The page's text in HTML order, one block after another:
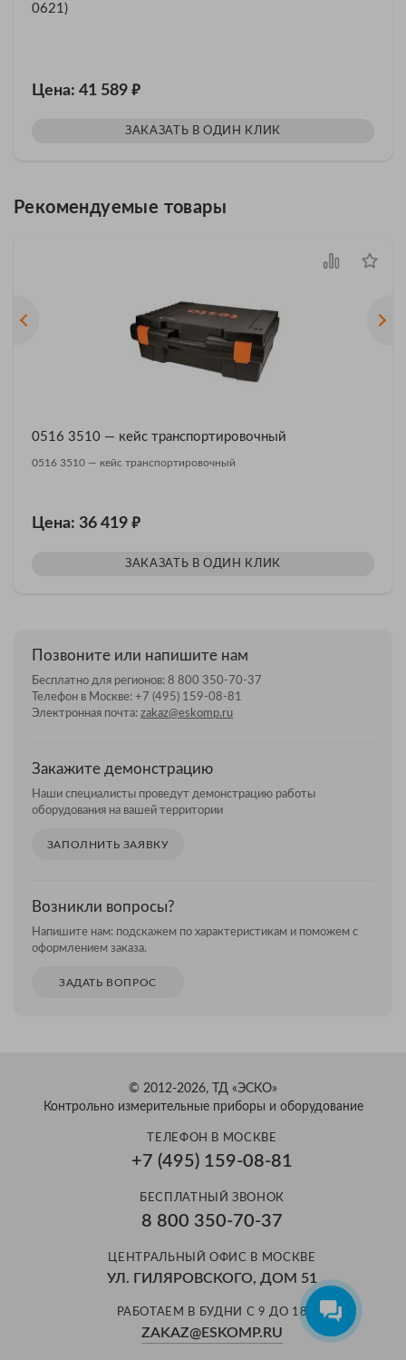
0621)
Цена: 41 589 ₽
ЗАКАЗАТЬ В ОДИН КЛИК
Рекомендуемые товары
0516 3510 — кейс транспортировочный
0516 3510 — кейс транспортировочный
Цена: 36 419 ₽
ЗАКАЗАТЬ В ОДИН КЛИК
Позвоните или напишите нам
Бесплатно для регионов: 8 800 350-70-37
Телефон в Москве: +7 (495) 159-08-81
Электронная почта: zakaz@eskomp.ru
Закажите демонстрацию
Наши специалисты проведут демонстрацию работы
оборудования на вашей территории
ЗАПОЛНИТЬ ЗАЯВКУ
Возникли вопросы?
Напишите нам: подскажем по характеристикам и поможем с
оформлением заказа.
ЗАДАТЬ ВОПРОС
© 2012-2026, ТД «ЭСКО»
Контрольно измерительные приборы и оборудование
ТЕЛЕФОН В МОСКВЕ
+7 (495) 159-08-81
БЕСПЛАТНЫЙ ЗВОНОК
8 800 350-70-37
ЦЕНТРАЛЬНЫЙ ОФИС В МОСКВЕ
УЛ. ГИЛЯРОВСКОГО, ДОМ 51
РАБОТАЕМ В БУДНИ С 9 ДО 18
ZAKAZ@ESKOMP.RU